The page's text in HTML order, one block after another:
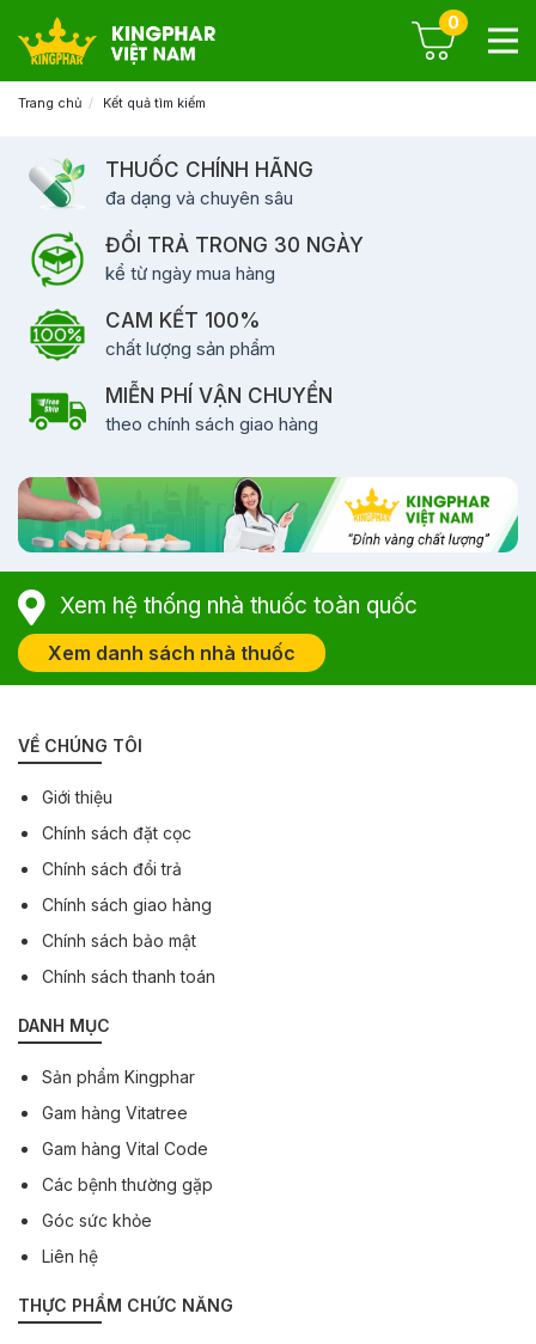
0
Trang chủ Kết quả tìm kiếm
THUỐC CHÍNH HÃNG
đa dạng và chuyên sâu
ĐỔI TRẢ TRONG 30 NGÀY
kể từ ngày mua hàng
CAM KẾT 100%
chất lượng sản phẩm
MIỄN PHÍ VẬN CHUYỂN
theo chính sách giao hàng
Xem hệ thống nhà thuốc toàn quốc
Xem danh sách nhà thuốc
VỀ CHÚNG TÔI
Giới thiệu
Chính sách đặt cọc
Chính sách đổi trả
Chính sách giao hàng
Chính sách bảo mật
Chính sách thanh toán
DANH MỤC
Sản phẩm Kingphar
Gam hàng Vitatree
Gam hàng Vital Code
Các bệnh thường gặp
Góc sức khỏe
Liên hệ
THỰC PHẨM CHỨC NĂNG